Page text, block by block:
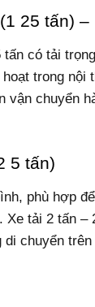
25 tấn) –
có tải
trong nội
vận chuyển
5 tấn)
phù hợp
tải 2 tấn –
chuyển